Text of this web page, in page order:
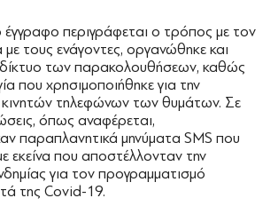
περιγράφεται ο τρόπος με τον
τους ενάγοντες, οργανώθηκε και
δίκτυο των παρακολουθήσεων, καθώς
που χρησιμοποιήθηκε για την
κινητών τηλεφώνων των θυμάτων. Σε
όπως αναφέρεται,
παραπλανητικά μηνύματα SMS που
εκείνα που αποστέλλονταν την
για τον προγραμματισμό
της Covid-19.